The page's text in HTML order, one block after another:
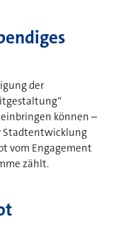
der
können –
Stadtentwicklung
vom Engagement
zählt.